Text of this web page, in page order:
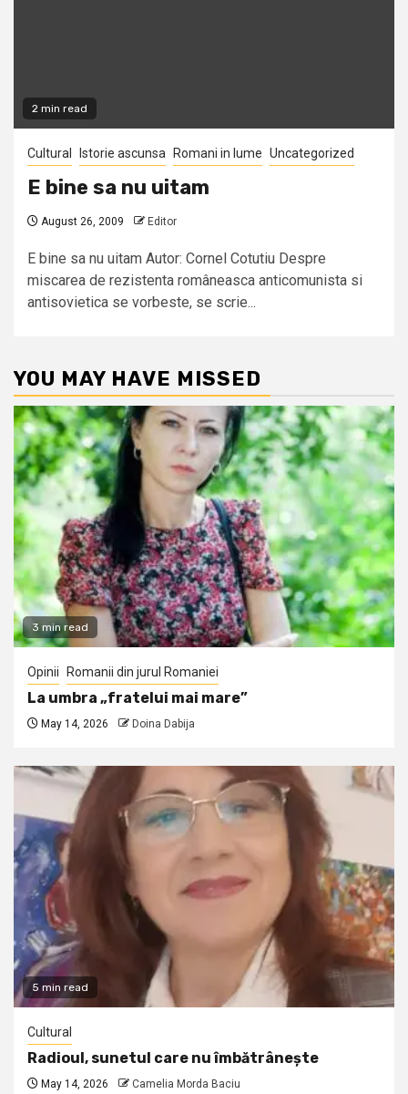
2 min read
Cultural Istorie ascunsa Romani in lume Uncategorized
E bine sa nu uitam
August 26, 2009 Editor
E bine sa nu uitam Autor: Cornel Cotutiu Despre
miscarea de rezistenta româneasca anticomunista si
antisovietica se vorbeste, se scrie...
YOU MAY HAVE MISSED
3 min read
Opinii Romanii din jurul Romaniei
La umbra „fratelui mai mare”
May 14, 2026 Doina Dabija
5 min read
Cultural
Radioul, sunetul care nu îmbătrânește
May 14, 2026 Camelia Morda Baciu